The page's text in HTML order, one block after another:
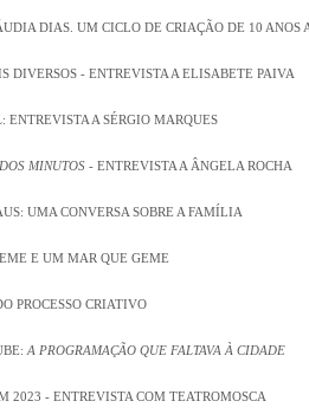
DIAS. UM CICLO DE CRIAÇÃO DE 10
DIVERSOS - ENTREVISTA A ELISABETE PAIVA
: ENTREVISTA A SÉRGIO MARQUES
MINUTOS - ENTREVISTA A ÂNGELA ROCHA
UMA CONVERSA SOBRE A FAMÍLIA
E UM MAR QUE GEME
PROCESSO CRIATIVO
A PROGRAMAÇÃO QUE FALTAVA À CIDADE
2023 - ENTREVISTA COM TEATROMOSCA